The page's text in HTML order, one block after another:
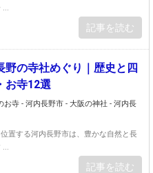
...
記事を読む
野の寺社めぐり｜歴史と四
お寺12選
お寺 - 河内長野市 - 大阪の神社 - 河内長
置する河内長野市は、豊かな自然と長
...
記事を読む